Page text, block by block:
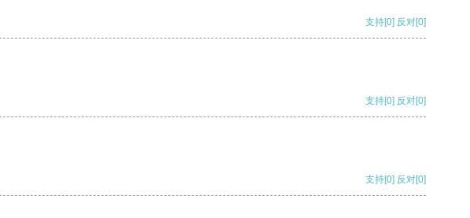
支持[0] 反对[0]
支持[0] 反对[0]
支持[0] 反对[0]